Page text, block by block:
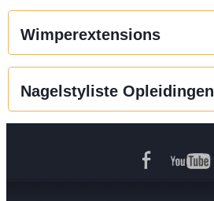
Wimperextensions
Nagelstyliste Opleidingen